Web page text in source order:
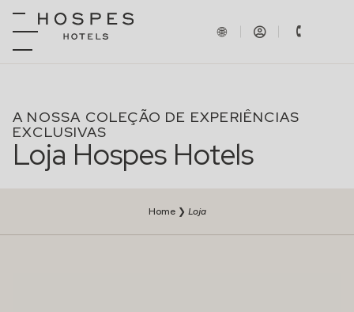
A NOSSA COLEÇÃO DE EXPERIÊNCIAS
EXCLUSIVAS
Loja Hospes Hotels
Home❯ Loja